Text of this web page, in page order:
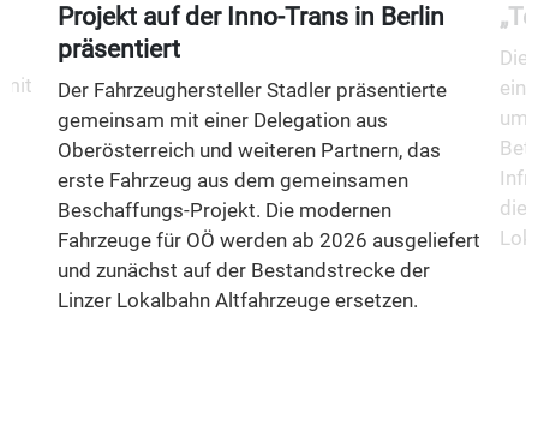
Projekt auf der Inno-Trans in Berlin
präsentiert
Der Fahrzeughersteller Stadler präsentierte
gemeinsam mit einer Delegation aus
Oberösterreich und weiteren Partnern, das
erste Fahrzeug aus dem gemeinsamen
Beschaffungs-Projekt. Die modernen
Fahrzeuge für OÖ werden ab 2026 ausgeliefert
und zunächst auf der Bestandstrecke der
Linzer Lokalbahn Altfahrzeuge ersetzen.
Die
um
die